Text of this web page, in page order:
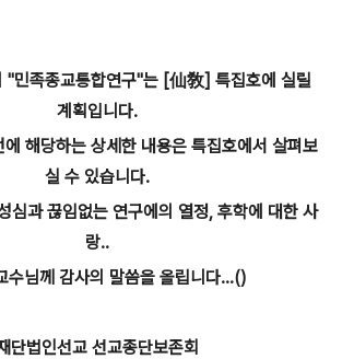
"민족종교통합연구"는 [仙敎] 특집호에 실릴
계획입니다.
해당하는 상세한 내용은 특집호에서 살펴보
실 수 있습니다.
심과끊임없는 연구에의 열정, 후학에 대한 사
랑..
수님께 감사의 말씀을 올립니다...()
재단법인선교 선교종단보존회